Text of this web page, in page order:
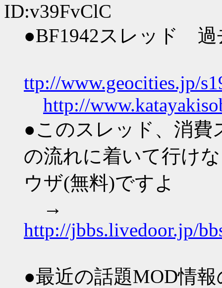
ID:v39FvClC
●BF1942スレッド 過
ttp://www.geocities.jp/
http://
●このスレッド、消費
の流れに着いて行け
ウザ(無料)ですよ
→
http://jbbs.livedoor.jp/
●最近の話題MOD情